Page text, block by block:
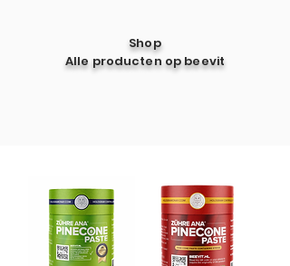
Shop
Alle producten op beevit